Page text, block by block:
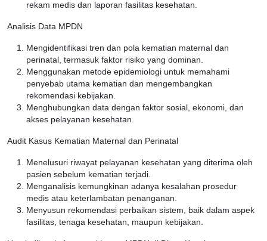
rekam medis dan laporan fasilitas kesehatan.
Analisis Data MPDN
Mengidentifikasi tren dan pola kematian maternal dan
perinatal, termasuk faktor risiko yang dominan.
Menggunakan metode epidemiologi untuk memahami
penyebab utama kematian dan mengembangkan
rekomendasi kebijakan.
Menghubungkan data dengan faktor sosial, ekonomi, dan
akses pelayanan kesehatan.
Audit Kasus Kematian Maternal dan Perinatal
Menelusuri riwayat pelayanan kesehatan yang diterima oleh
pasien sebelum kematian terjadi.
Menganalisis kemungkinan adanya kesalahan prosedur
medis atau keterlambatan penanganan.
Menyusun rekomendasi perbaikan sistem, baik dalam aspek
fasilitas, tenaga kesehatan, maupun kebijakan.